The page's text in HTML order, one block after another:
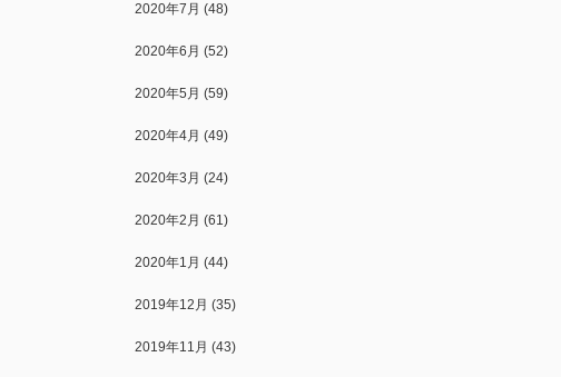
2020年7月 (48)
2020年6月 (52)
2020年5月 (59)
2020年4月 (49)
2020年3月 (24)
2020年2月 (61)
2020年1月 (44)
2019年12月 (35)
2019年11月 (43)